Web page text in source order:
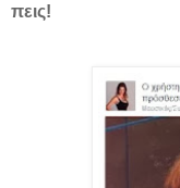
πεις!